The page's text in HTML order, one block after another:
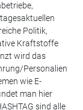
Politik,
Kraftstoffe
wird das
Personalien
wie E-
man hier
sind alle